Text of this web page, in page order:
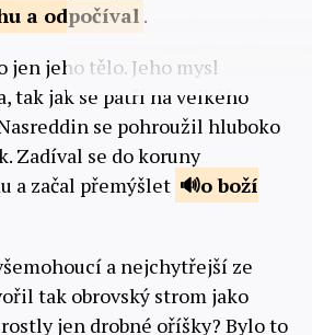
a odpočíval .
jen jeho tělo. Jeho mysl
tak jak se patří na velkého
se pohroužil hluboko
Zadíval se do koruny
a začal přemýšlet
o boží
a nejchytřejší ze
tak obrovský strom jako
jen drobné oříšky? Bylo to